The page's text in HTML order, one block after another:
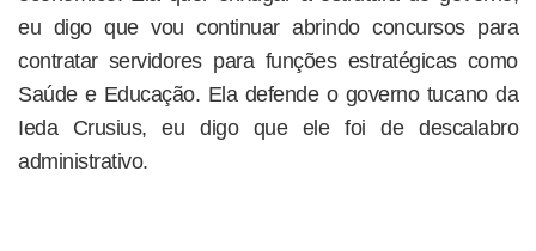
eu digo que vou continuar abrindo concursos para
contratar servidores para funções estratégicas como
Saúde e Educação. Ela defende o governo tucano da
Ieda Crusius, eu digo que ele foi de descalabro
administrativo.